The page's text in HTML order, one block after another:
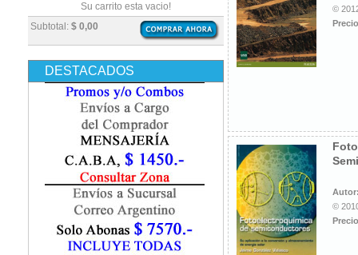
Física
Higiene y Seguridad
Historia
Ingeniería
Marketing / Publicidad
Metodología Investigación
Negocios
Periodismo
Política
Programación
Subtotal: $ 0,00
Su carrito esta vacio!
DESTACADOS
©
©